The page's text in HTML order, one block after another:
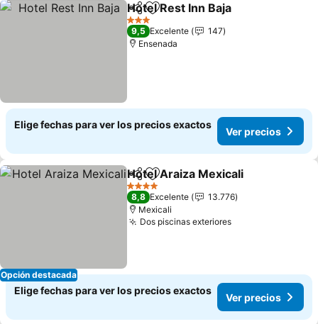
CompartirAgregar a favoritos
Hotel Rest Inn Baja
3 Estrellas
9,5 Excelente
147
Ensenada
Elige fechas para ver los precios exactos
Ver precios
Opción destacada
CompartirAgregar a favoritos
Hotel Araiza Mexicali
4 Estrellas
8,8 Excelente
13.776
Mexicali
Dos piscinas exterioresVer precios
Elige fechas para ver los precios exactos
Ver precios